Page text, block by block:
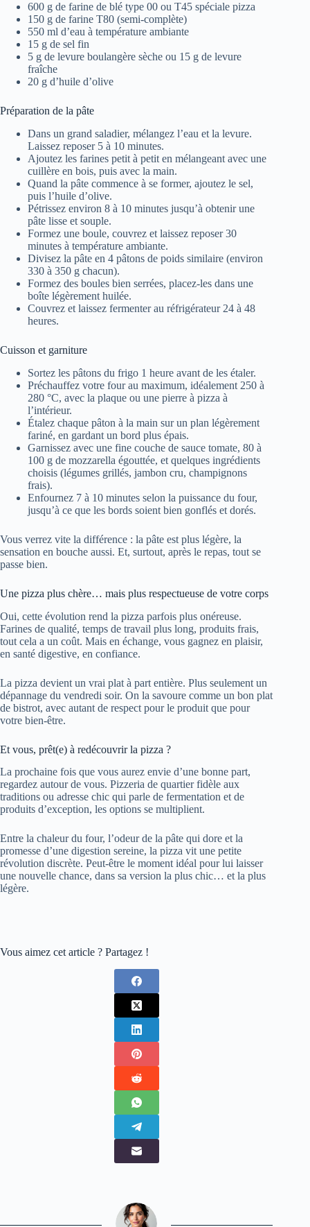
600 g de farine de blé type 00 ou T45 spéciale pizza
150 g de farine T80 (semi-complète)
550 ml d’eau à température ambiante
15 g de sel fin
5 g de levure boulangère sèche ou 15 g de levure
fraîche
20 g d’huile d’olive
Préparation de la pâte
Dans un grand saladier, mélangez l’eau et la levure.
Laissez reposer 5 à 10 minutes.
Ajoutez les farines petit à petit en mélangeant avec une
cuillère en bois, puis avec la main.
Quand la pâte commence à se former, ajoutez le sel,
puis l’huile d’olive.
Pétrissez environ 8 à 10 minutes jusqu’à obtenir une
pâte lisse et souple.
Formez une boule, couvrez et laissez reposer 30
minutes à température ambiante.
Divisez la pâte en 4 pâtons de poids similaire (environ
330 à 350 g chacun).
Formez des boules bien serrées, placez-les dans une
boîte légèrement huilée.
Couvrez et laissez fermenter au réfrigérateur 24 à 48
heures.
Cuisson et garniture
Sortez les pâtons du frigo 1 heure avant de les étaler.
Préchauffez votre four au maximum, idéalement 250 à
280 °C, avec la plaque ou une pierre à pizza à
l’intérieur.
Étalez chaque pâton à la main sur un plan légèrement
fariné, en gardant un bord plus épais.
Garnissez avec une fine couche de sauce tomate, 80 à
100 g de mozzarella égouttée, et quelques ingrédients
choisis (légumes grillés, jambon cru, champignons
frais).
Enfournez 7 à 10 minutes selon la puissance du four,
jusqu’à ce que les bords soient bien gonflés et dorés.
Vous verrez vite la différence : la pâte est plus légère, la
sensation en bouche aussi. Et, surtout, après le repas, tout se
passe bien.
Une pizza plus chère… mais plus respectueuse de votre corps
Oui, cette évolution rend la pizza parfois plus onéreuse.
Farines de qualité, temps de travail plus long, produits frais,
tout cela a un coût. Mais en échange, vous gagnez en plaisir,
en santé digestive, en confiance.
La pizza devient un vrai plat à part entière. Plus seulement un
dépannage du vendredi soir. On la savoure comme un bon plat
de bistrot, avec autant de respect pour le produit que pour
votre bien-être.
Et vous, prêt(e) à redécouvrir la pizza ?
La prochaine fois que vous aurez envie d’une bonne part,
regardez autour de vous. Pizzeria de quartier fidèle aux
traditions ou adresse chic qui parle de fermentation et de
produits d’exception, les options se multiplient.
Entre la chaleur du four, l’odeur de la pâte qui dore et la
promesse d’une digestion sereine, la pizza vit une petite
révolution discrète. Peut-être le moment idéal pour lui laisser
une nouvelle chance, dans sa version la plus chic… et la plus
légère.
Vous aimez cet article ? Partagez !